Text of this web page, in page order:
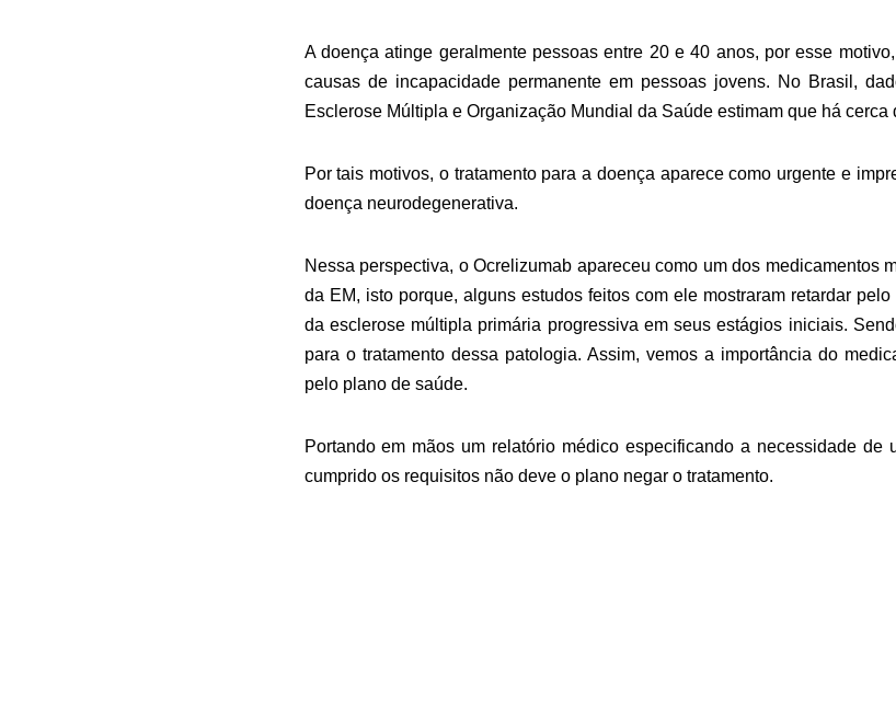
A doença atinge geralmente pessoas entre 20 e 40 anos, por esse
causas de incapacidade permanente em pessoas jovens. No Brasil,
Esclerose Múltipla e Organização Mundial da Saúde estimam que há cerca
Por tais motivos, o tratamento para a doença aparece como urgente e
doença neurodegenerativa.
Nessa perspectiva, o Ocrelizumab apareceu como um dos medicamentos
da EM, isto porque, alguns estudos feitos com ele mostraram retardar
da esclerose múltipla primária progressiva em seus estágios iniciais.
para o tratamento dessa patologia. Assim, vemos a importância do
pelo plano de saúde.
Portando em mãos um relatório médico especificando a necessidade de
cumprido os requisitos não deve o plano negar o tratamento.